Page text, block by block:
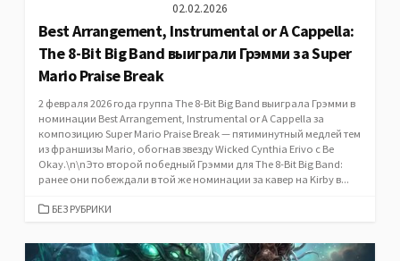
02.02.2026
Best Arrangement, Instrumental or A Cappella:
The 8-Bit Big Band выиграли Грэмми за Super
Mario Praise Break
2 февраля 2026 года группа The 8-Bit Big Band выиграла Грэмми в
номинации Best Arrangement, Instrumental or A Cappella за
композицию Super Mario Praise Break — пятиминутный медлей тем
из франшизы Mario, обогнав звезду Wicked Cynthia Erivo с Be
Okay.\n\nЭто второй победный Грэмми для The 8-Bit Big Band:
ранее они побеждали в той же номинации за кавер на Kirby в...
CATEGORIES
БЕЗ РУБРИКИ